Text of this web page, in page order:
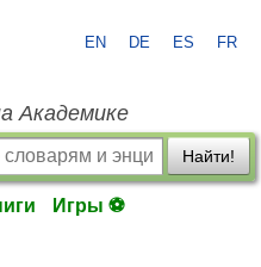
EN DE ES FR
Академике
Найти!
Игры ⚽